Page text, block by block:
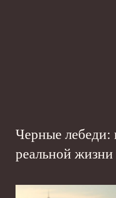
Черные лебеди:
реальной жизни